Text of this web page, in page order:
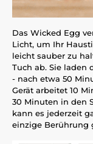
Das Wicked Egg
Licht, um Ihr
leicht sauber zu
Tuch ab. Sie laden
- nach etwa 50
Gerät arbeitet 10
30 Minuten in den
kann es jederzeit
einzige Berührung